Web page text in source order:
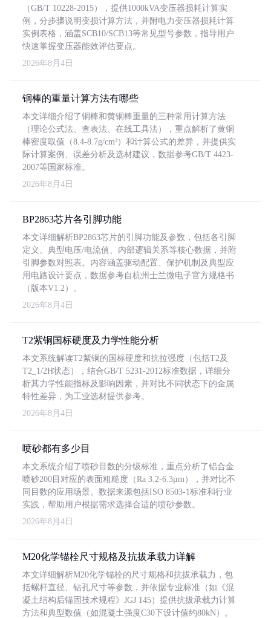
（GB/T 10228-2015），提供1000kVA变压器损耗计算实
例，分步骤说明变损计算方法，并附电力变压器损耗计算
实例表格，涵盖SCB10/SCB13等常见型号参数，指导用户
快速掌握变压器能效评估要点。
2026年8月4日
铜棒的重量计算方法有哪些
本文详细介绍了铜棒和黄铜棒重量的三种常用计算方法
（理论公式法、查表法、在线工具法），重点解析了黄铜
棒密度取值（8.4-8.7g/cm³）和计算公式的差异，并提供实
际计算案例、误差分析及选材建议，数据参考GB/T 4423-
2007等国家标准。
2026年8月4日
BP2863芯片各引脚功能
本文详细解析BP2863芯片的引脚功能及参数，包括各引脚
定义、典型电压/电流值、内部逻辑关系等核心数据，并附
引脚参数对照表。内容涵盖驱动配置、保护机制及典型应
用电路设计要点，数据参考自杭州士兰微电子官方规格书
（版本V1.2）。
2026年8月4日
T2紫铜国标硬度及力学性能分析
本文系统解读T2紫铜的国标硬度和抗拉强度（包括T2及
T2_1/2H状态），结合GB/T 5231-2012标准数据，详细分
析其力学性能指标及影响因素，并对比不同状态下的金属
特性差异，为工业选材提供参考。
2026年8月4日
喷砂都有多少目
本文系统介绍了喷砂目数的分级标准，重点分析了铝合金
喷砂200目对应的表面粗糙度（Ra 3.2-6.3μm），并对比不
同目数的应用场景。数据来源包括ISO 8503-1标准和行业
实践，帮助用户根据需求选择合适的喷砂参数。
2026年8月4日
M20化学锚栓尺寸规格及抗拔承载力详解
本文详细解析M20化学锚栓的尺寸规格和抗拔承载力，包
括螺杆直径、钻孔尺寸等参数，并依据专业标准（如《混
凝土结构后锚固技术规程》JGJ 145）提供抗拔承载力计算
方法和典型数值（如混凝土强度C30下设计值约80kN）。